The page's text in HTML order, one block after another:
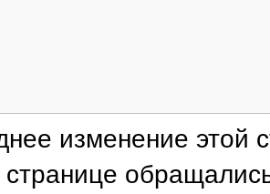
изменение этой
странице